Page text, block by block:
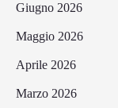
Giugno 2026
Maggio 2026
Aprile 2026
Marzo 2026